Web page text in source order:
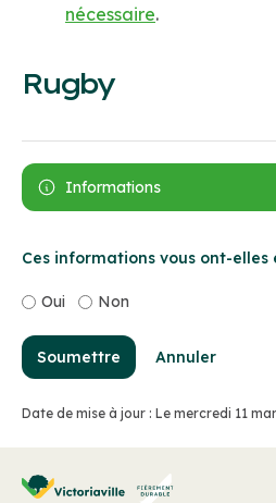
nécessaire.
Rugby
Informations
Ces informations vous ont-elles
Oui Non
Soumettre Annuler
Date de mise à jour : Le mercredi 11